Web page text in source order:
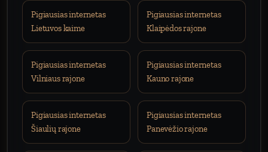
Pigiausias internetas
Lietuvos kaime
Pigiausias internetas
Klaipėdos rajone
Pigiausias internetas
Vilniaus rajone
Pigiausias internetas
Kauno rajone
Pigiausias internetas
Šiaulių rajone
Pigiausias internetas
Panevėžio rajone